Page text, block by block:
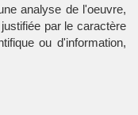
analyse de l'oeuvre,
par le caractère
ou d'information,